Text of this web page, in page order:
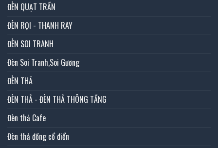
ĐÈN QUẠT TRẦN
ĐÈN RỌI - THANH RAY
ĐÈN SOI TRANH
Đèn Soi Tranh,Soi Gương
ĐÈN THẢ
ĐÈN THẢ - ĐÈN THẢ THÔNG TẦNG
Đèn thả Cafe
Đèn thả đồng cổ điển